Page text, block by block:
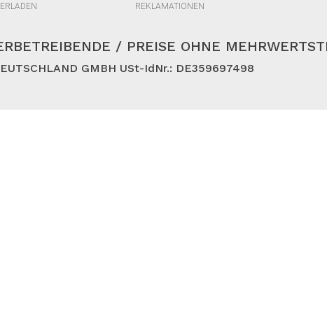
REKLAMATIONEN
/ PREISE OHNE
GMBH USt-IdNr.: DE359697498